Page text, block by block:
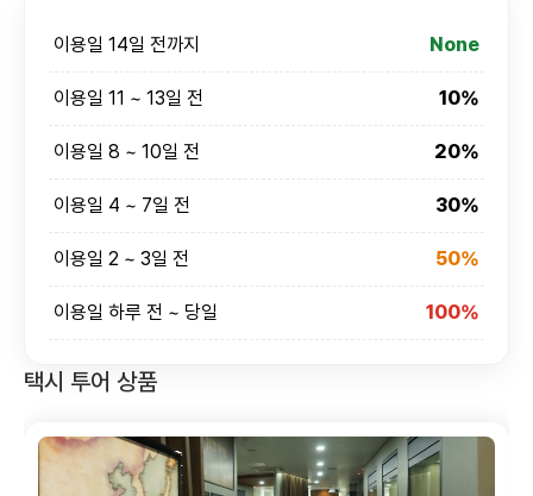
이용일 14일 전까지 None
이용일 11 ~ 13일 전 10%
이용일 8 ~ 10일 전 20%
이용일 4 ~ 7일 전 30%
이용일 2 ~ 3일 전 50%
이용일 하루 전 ~ 당일 100%
택시 투어 상품